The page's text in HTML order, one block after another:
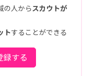
の人からスカウトが
トすることができる
録する